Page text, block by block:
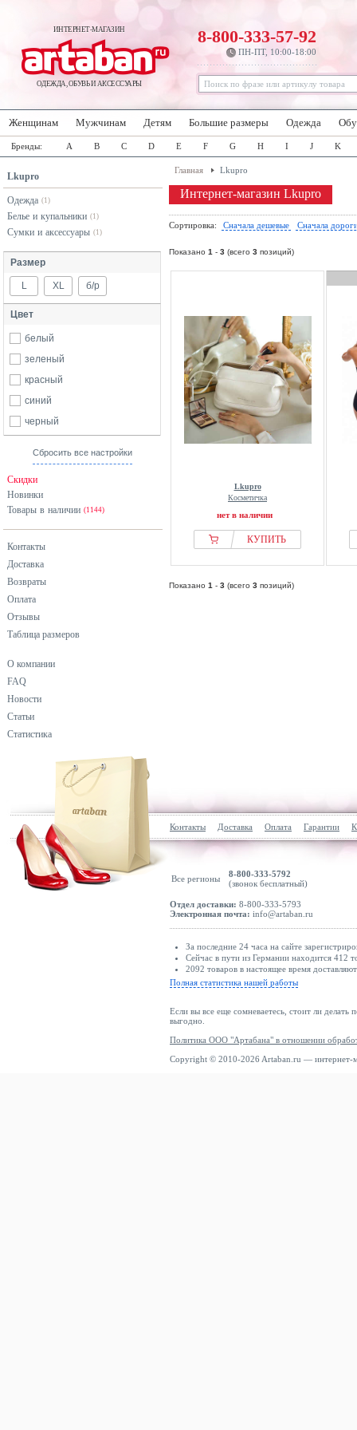
ИНТЕРНЕТ-МАГАЗИН
ОДЕЖДА, ОБУВЬ И АКСЕССУАРЫ
8-800-333-57-92
ПН-ПТ, 10:00-18:00
Женщинам Мужчинам Детям Большие размеры Одежда
Бренды: A B C D E F G H I J K
Lkupro
Одежда (1)
Белье и купальники (1)
Сумки и аксессуары (1)
Размер
L XL б/р
Цвет
белый
зеленый
красный
синий
черный
Сбросить все настройки
Скидки
Новинки
Товары в наличии (1144)
Контакты
Доставка
Возвраты
Оплата
Отзывы
Таблица размеров
О компании
FAQ
Новости
Статьи
Статистика
Главная Lkupro
Интернет-магазин Lkupro
Сортировка: Сначала дешевые Сначала
Показано 1 - 3 (всего 3 позиций)
Lkupro
Косметичка
нет в наличии
КУПИТЬ
Показано 1 - 3 (всего 3 позиций)
Контакты Доставка Оплата Гарантии
Все регионы
8-800-333-5792
(звонок бесплатный)
Отдел доставки: 8-800-333-5793
Электронная почта: info@artaban.ru
За последние 24 часа на сайте
Сейчас в пути из Германии находится 412
2092 товаров в настоящее время
Полная статистика нашей работы
Если вы все еще сомневаетесь, стоит ли делать
выгодно.
Политика ООО "Артабана" в отношении
Copyright © 2010-2026 Artaban.ru — интернет-